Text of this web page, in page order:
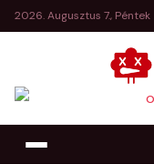
2026. Augusztus 7., Péntek